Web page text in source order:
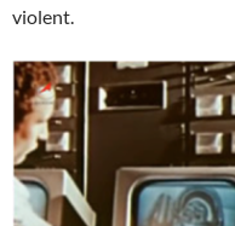
violent.